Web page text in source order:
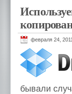
февраля 24, 2011
бывали